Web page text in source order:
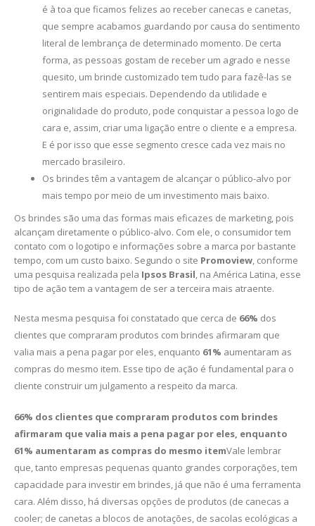
é à toa que ficamos felizes ao receber canecas e canetas,
que sempre acabamos guardando por causa do sentimento
literal de lembrança de determinado momento. De certa
forma, as pessoas gostam de receber um agrado e nesse
quesito, um brinde customizado tem tudo para fazê-las se
sentirem mais especiais. Dependendo da utilidade e
originalidade do produto, pode conquistar a pessoa logo de
cara e, assim, criar uma ligação entre o cliente e a empresa.
E é por isso que esse segmento cresce cada vez mais no
mercado brasileiro.
Os brindes têm a vantagem de alcançar o público-alvo por
mais tempo por meio de um investimento mais baixo.
Os brindes são uma das formas mais eficazes de marketing, pois
alcançam diretamente o público-alvo. Com ele, o consumidor tem
contato com o logotipo e informações sobre a marca por bastante
tempo, com um custo baixo. Segundo o site Promoview, conforme
uma pesquisa realizada pela Ipsos Brasil, na América Latina, esse
tipo de ação tem a vantagem de ser a terceira mais atraente.
Nesta mesma pesquisa foi constatado que cerca de 66% dos
clientes que compraram produtos com brindes afirmaram que
valia mais a pena pagar por eles, enquanto 61% aumentaram as
compras do mesmo item. Esse tipo de ação é fundamental para o
cliente construir um julgamento a respeito da marca.
66% dos clientes que compraram produtos com brindes
afirmaram que valia mais a pena pagar por eles, enquanto
61% aumentaram as compras do mesmo itemVale lembrar
que, tanto empresas pequenas quanto grandes corporações, tem
capacidade para investir em brindes, já que não é uma ferramenta
cara. Além disso, há diversas opções de produtos (de canecas a
cooler; de canetas a blocos de anotações, de sacolas ecológicas a